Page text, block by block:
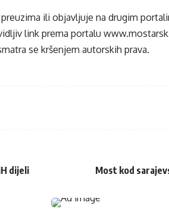
ili objavljuje na drugim
link prema portalu
se kršenjem autorskih prava.
dijeli Most kod